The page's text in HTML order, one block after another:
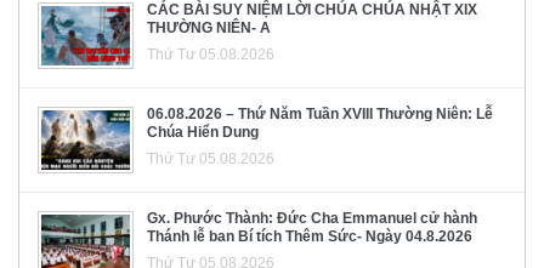
CÁC BÀI SUY NIỆM LỜI CHÚA CHÚA NHẬT XIX
THƯỜNG NIÊN- A
Thứ Tư 05.08.2026
06.08.2026 – Thứ Năm Tuần XVIII Thường Niên: Lễ
Chúa Hiển Dung
Thứ Tư 05.08.2026
Gx. Phước Thành: Đức Cha Emmanuel cử hành
Thánh lễ ban Bí tích Thêm Sức- Ngày 04.8.2026
Thứ Tư 05.08.2026